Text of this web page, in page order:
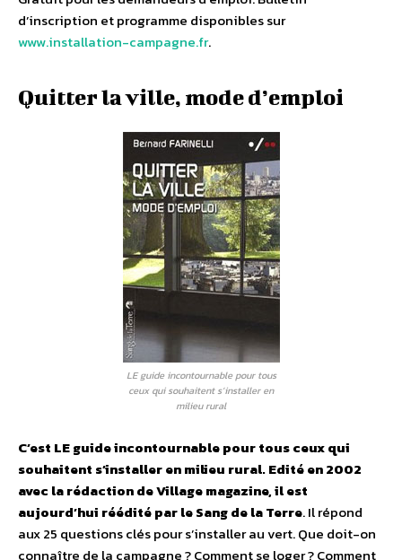
d’inscription et programme disponibles sur
www.installation-campagne.fr.
Quitter la ville, mode d’emploi
LE guide incontournable pour tous
ceux qui souhaitent s’installer en
milieu rural
C’est LE guide incontournable pour tous ceux qui
souhaitent s’installer en milieu rural. Edité en 2002
avec la rédaction de Village magazine, il est
aujourd’hui réédité par le Sang de la Terre. Il répond
aux 25 questions clés pour s’installer au vert. Que doit-on
connaître de la campagne ? Comment se loger ? Comment